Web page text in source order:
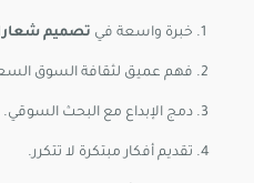
خبرة واسعة في تصميم
فهم عميق لثقافة السوق
دمج الإبداع مع البحث السوقي.
تقديم أفكار مبتكرة لا تتكرر.